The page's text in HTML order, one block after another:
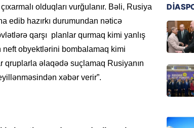
olduqları vurğulanır. Bəli, Rusiya
edib hazırkı durumundan nəticə
qarşı planlar qurmaq kimi yanlış
obyektlərini bombalamaq kimi
qruplarla əlaqədə suçlamaq Rusiyanın
xəbər verir”.
REKLAM
HADISƏ
şəxslər